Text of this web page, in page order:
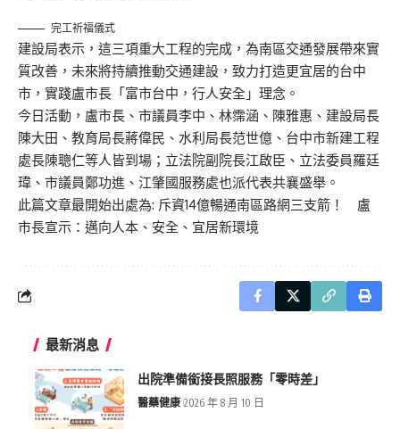
完工祈福儀式
建設局表示，這三項重大工程的完成，為南區交通發展帶來實
質改善，未來將持續推動交通建設，致力打造更宜居的台中
市，實踐盧市長「富市台中，行人安全」理念。
今日活動，盧市長、市議員李中、林霈涵、陳雅惠、建設局長
陳大田、教育局長蔣偉民、水利局長范世億、台中市新建工程
處長陳聰仁等人皆到場；立法院副院長江啟臣、立法委員羅廷
瑋、市議員鄭功進、江肇國服務處也派代表共襄盛舉。
此篇文章最開始出處為: 斥資14億暢通南區路網三支箭！ 盧
市長宣示：邁向人本、安全、宜居新環境
最新消息
出院準備銜接長照服務「零時差」
醫藥健康 2026 年 8 月 10 日